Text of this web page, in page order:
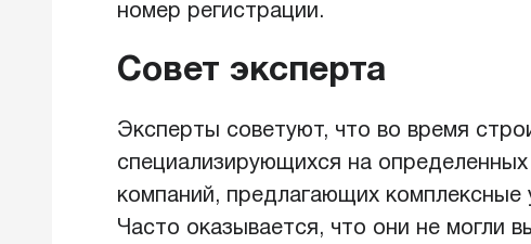
номер регистрации.
Совет эксперта
Эксперты советуют, что во время
специализирующихся на
компаний, предлагающих комплексные
Часто оказывается, что они не могли